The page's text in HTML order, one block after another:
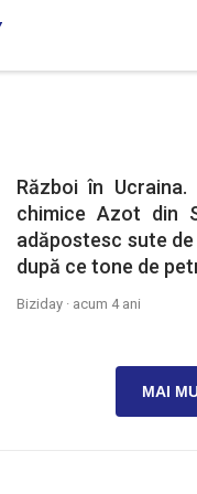
Război în
chimice Azot din
adăpostesc sute
după ce tone de
Biziday · acum 4 ani
MAI